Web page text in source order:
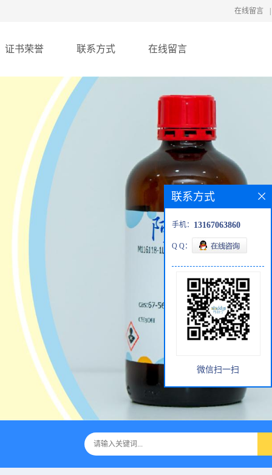
在线留言
证书荣誉 联系方式 在线留言
联系方式
手机： 13167063860
Q Q：
微信扫一扫